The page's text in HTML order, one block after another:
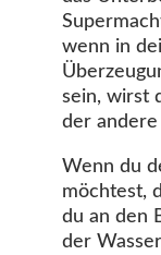
wenn in
sein, wirst
der
Wenn du
möchtest,
du an den
der